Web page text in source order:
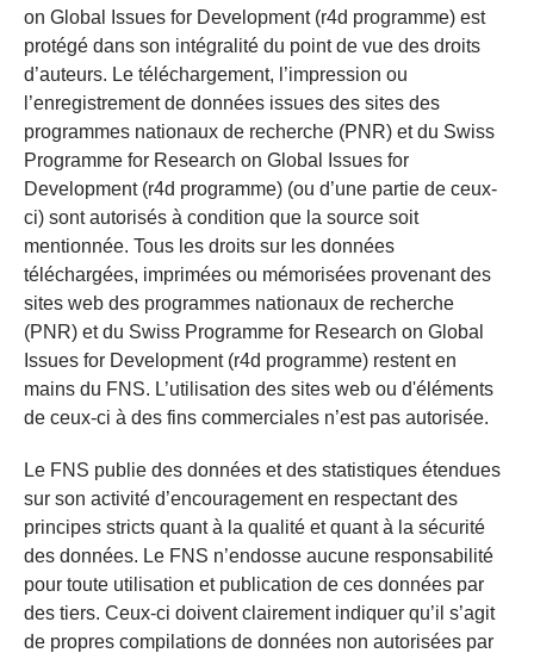
on Global Issues for Development (r4d programme) est
protégé dans son intégralité du point de vue des droits
d’auteurs. Le téléchargement, l’impression ou
l’enregistrement de données issues des sites des
programmes nationaux de recherche (PNR) et du Swiss
Programme for Research on Global Issues for
Development (r4d programme) (ou d’une partie de ceux-
ci) sont autorisés à condition que la source soit
mentionnée. Tous les droits sur les données
téléchargées, imprimées ou mémorisées provenant des
sites web des programmes nationaux de recherche
(PNR) et du Swiss Programme for Research on Global
Issues for Development (r4d programme) restent en
mains du FNS. L’utilisation des sites web ou d'éléments
de ceux-ci à des fins commerciales n’est pas autorisée.
Le FNS publie des données et des statistiques étendues
sur son activité d’encouragement en respectant des
principes stricts quant à la qualité et quant à la sécurité
des données. Le FNS n’endosse aucune responsabilité
pour toute utilisation et publication de ces données par
des tiers. Ceux-ci doivent clairement indiquer qu’il s’agit
de propres compilations de données non autorisées par